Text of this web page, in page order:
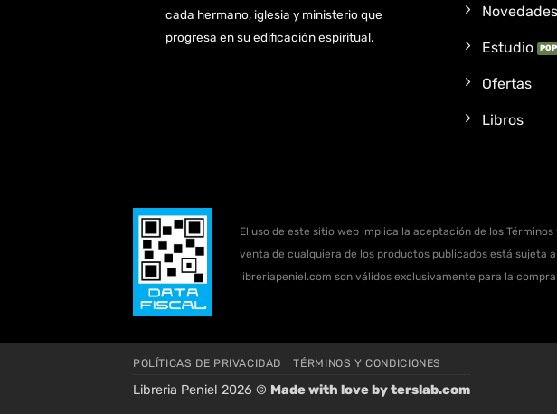
cada hermano, iglesia y ministerio que
progresa en su edificación espiritual.
Novedades
Estudio
Ofertas
Libros
El uso de este sitio web implica la aceptación de los
venta de cualquiera de los productos publicados está sujeta
libreriapeniel.com son válidos exclusivamente para la
POLÍTICAS DE PRIVACIDAD TÉRMINOS Y CONDICIONES
Libreria Peniel 2026 © Made with love byterslab.com